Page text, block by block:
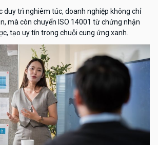
duy trì nghiêm túc, doanh nghiệp không chỉ
mà còn chuyển ISO 14001 từ chứng nhận
tạo uy tín trong chuỗi cung ứng xanh.